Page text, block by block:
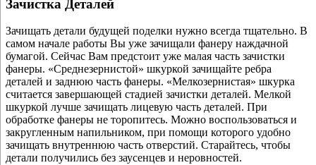
Зачистка Деталей
Зачищать детали будущей поделки нужно всегда тщательно. В
самом начале работы Вы уже зачищали фанеру наждачной
бумагой. Сейчас Вам предстоит уже малая часть зачистки
фанеры. «Среднезернистой» шкуркой зачищайте ребра
деталей и заднюю часть фанеры. «Мелкозернистая» шкурка
считается завершающей стадией зачистки деталей. Мелкой
шкуркой лучше зачищать лицевую часть деталей. При
обработке фанеры не торопитесь. Можно воспользоваться и
закругленным напильником, при помощи которого удобно
зачищать внутреннюю часть отверстий. Старайтесь, чтобы
детали получились без заусенцев и неровностей.